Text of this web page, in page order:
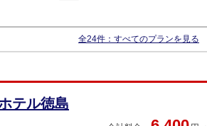
全24件： すべてのプランを見る
テル徳島